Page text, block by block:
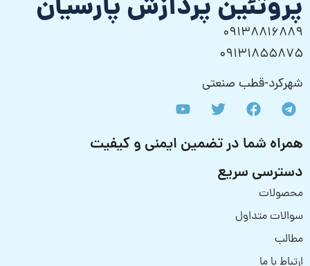
پروتئین پردازش پارسیان
09138816889
09131855875
شهرکرد-قطب صنعتی
همراه شما در تضمین ایمنی و کیفیت
دسترسی سریع
محصولات
سوالات متداول
مطالب
ارتباط با ما